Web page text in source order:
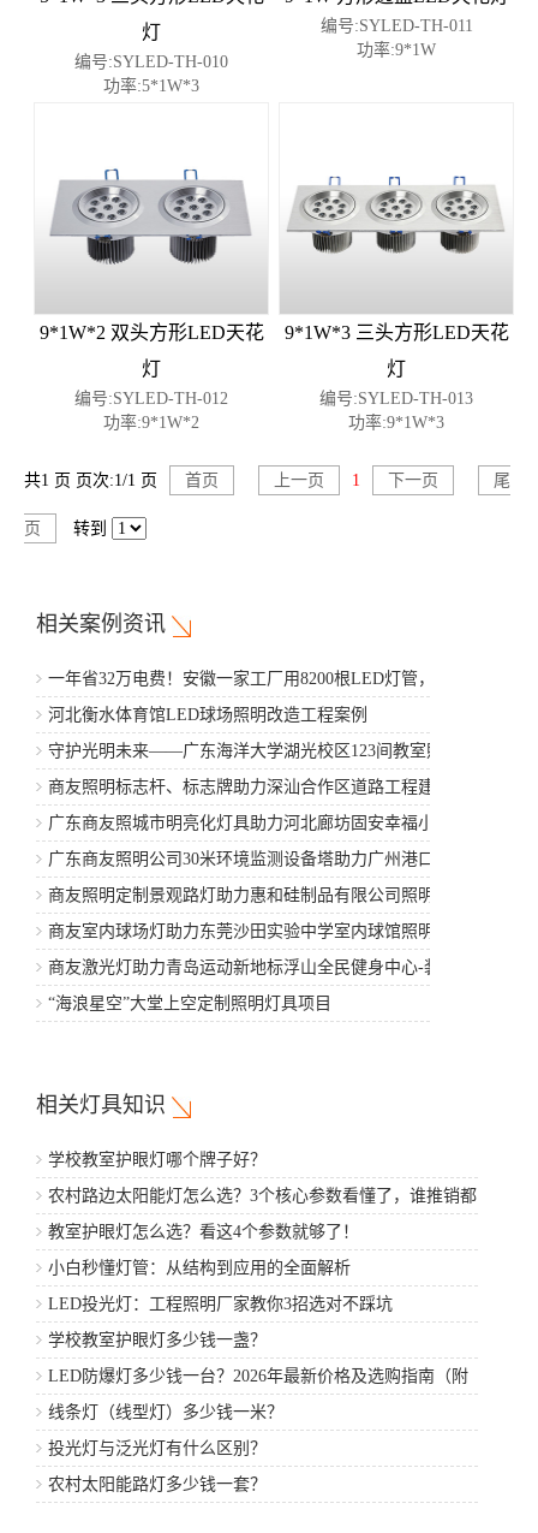
灯
编号:SYLED-TH-010
功率:5*1W*3
编号:SYLED-TH-011
功率:9*1W
9*1W*2 双头方形LED天花
灯
编号:SYLED-TH-012
功率:9*1W*2
9*1W*3 三头方形LED天花
灯
编号:SYLED-TH-013
功率:9*1W*3
共1 页 页次:1/1 页 首页 上一页 1 下一页 尾
页 转到
相关案例资讯
一年省32万电费！安徽一家工厂用8200根LED灯管，5年省
出一辆豪车
河北衡水体育馆LED球场照明改造工程案例
守护光明未来——广东海洋大学湖光校区123间教室照明改
造工程案例
商友照明标志杆、标志牌助力深汕合作区道路工程建设
广东商友照城市明亮化灯具助力河北廊坊固安幸福小区项
目建设
广东商友照明公司30米环境监测设备塔助力广州港口工程
商友照明定制景观路灯助力惠和硅制品有限公司照明亮化
建设
商友室内球场灯助力东莞沙田实验中学室内球馆照明工程
项目
商友激光灯助力青岛运动新地标浮山全民健身中心-装修工
程
“海浪星空”大堂上空定制照明灯具项目
相关灯具知识
学校教室护眼灯哪个牌子好？
农村路边太阳能灯怎么选？3个核心参数看懂了，谁推销都
不怕
教室护眼灯怎么选？看这4个参数就够了！
小白秒懂灯管：从结构到应用的全面解析
LED投光灯：工程照明厂家教你3招选对不踩坑
学校教室护眼灯多少钱一盏？
LED防爆灯多少钱一台？2026年最新价格及选购指南（附
厂家推荐）
线条灯（线型灯）多少钱一米？
投光灯与泛光灯有什么区别？
农村太阳能路灯多少钱一套？